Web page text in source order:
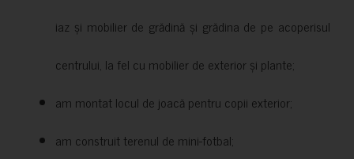
iaz și mobilier de grădină și grădina de pe acoperisul
centrului, la fel cu mobilier de exterior și plante;
am montat locul de joacă pentru copii exterior;
am construit terenul de mini-fotbal;